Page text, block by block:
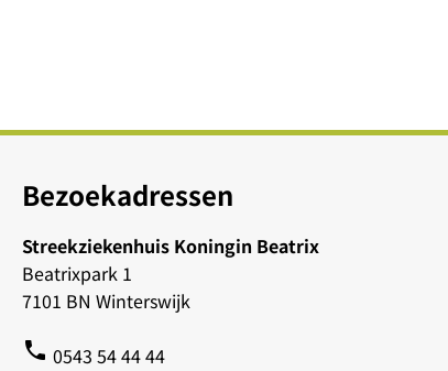
Bezoekadressen
Streekziekenhuis Koningin Beatrix
Beatrixpark 1
7101 BN Winterswijk
phone 0543 54 44 44